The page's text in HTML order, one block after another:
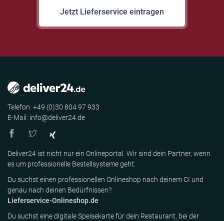
Jetzt Lieferservice eintragen
Telefon: +49 (0)30 804 97 933
E-Mail: info@deliver24.de
Deliver24 ist nicht nur ein Onlineportal. Wir sind dein Partner, wenn
es um professionelle Bestellsysteme geht.
Du suchst einen professionellen Onlineshop nach deinem CI und
genau nach deinen Bedürfnissen?
Lieferservice-Onlineshop.de
Du suchst eine digitale Speisekarte für dein Restaurant, bei der